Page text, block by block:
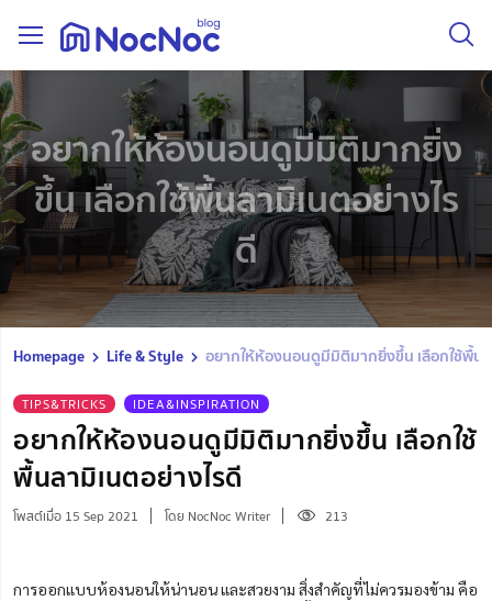
อยากให้ห้องนอนดูมีมิติมากยิ่ง
ขึ้น เลือกใช้พื้นลามิเนตอย่างไร
ดี
Homepage Life & Style อยากให้ห้องนอนดูมีมิติมากยิ่งขึ้น เลือกใช้พื้น
TIPS&TRICKS IDEA&INSPIRATION
อยากให้ห้องนอนดูมีมิติมากยิ่งขึ้น เลือกใช้
พื้นลามิเนตอย่างไรดี
โพสต์เมื่อ 15 Sep 2021 โดย NocNoc Writer 213
การออกแบบห้องนอนให้น่านอน และสวยงาม สิ่งสำคัญที่ไม่ควรมองข้าม คือ